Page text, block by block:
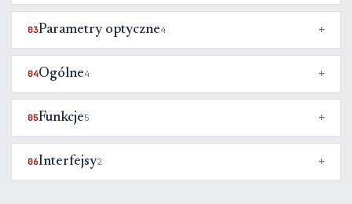
03Parametry optyczne4
04Ogólne4
05Funkcje5
06Interfejsy2